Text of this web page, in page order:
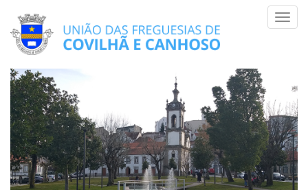
content